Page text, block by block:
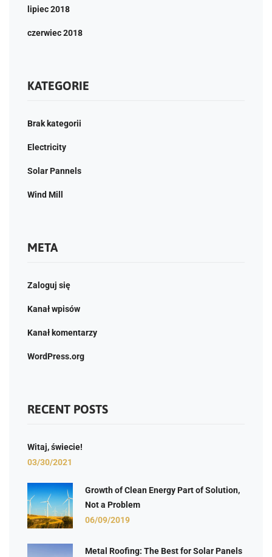
lipiec 2018
czerwiec 2018
KATEGORIE
Brak kategorii
Electricity
Solar Pannels
Wind Mill
META
Zaloguj się
Kanał wpisów
Kanał komentarzy
WordPress.org
RECENT POSTS
Witaj, świecie!
03/30/2021
Growth of Clean Energy Part of Solution,
Not a Problem
06/09/2019
Metal Roofing: The Best for Solar Panels